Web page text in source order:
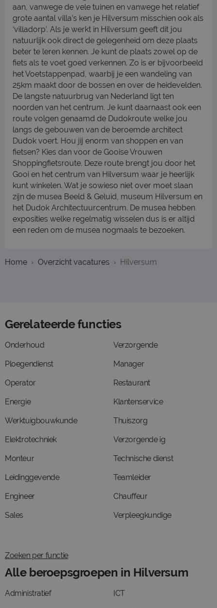
aan, vanwege de vele tuinen en vanwege het relatief
grote aantal villa’s ken je Hilversum misschien ook als
‘villadorp’. Als je werkt in Hilversum geeft dit jou
natuurlijk ook direct de gelegenheid om deze plaats
beter te leren kennen. Je kunt de plaats zowel op de
fiets als te voet goed verkennen. Zo is er bijvoorbeeld
het Voetstappenpad, waarbij je een wandeling van
25km maakt door de bossen en over de heidevelden.
De langste natuurbrug van Nederland ligt ten
noorden van het centrum. Je kunt daarnaast ook een
route volgen genaamd de Dudokroute welke jou
langs de gebouwen van de beroemde architect
Dudok voert. Hou jij enorm van shoppen en van
fietsen? Kies dan voor de Gooise Vrouwen
Shoppingfietsroute. Deze route brengt jou door het
Gooi en het centrum van Hilversum waar je heerlijk
kunt winkelen. Wat je sowieso niet over moet slaan
zijn de musea Beeld & Geluid, museum Hilversum en
het Dudok Architectuurcentrum. De musea hebben
exposities welke regelmatig wisselen dus is er altijd
een reden om de musea nogmaals te bezoeken.
Home Overzicht vacatures Hilversum
Gerelateerde functies
Onderhoud
Ploegendienst
Operator
Energie
Werktuigbouwkunde
Elektrotechniek
Monteur
Leidinggevende
Engineer
Sales
Verzorgende
Manager
Restaurant
Klantenservice
Thuiszorg
Verzorgende ig
Technische dienst
Teamleider
Chauffeur
Verpleegkundige
Zoeken per functie
Alle beroepsgroepen in Hilversum
Administratief ICT